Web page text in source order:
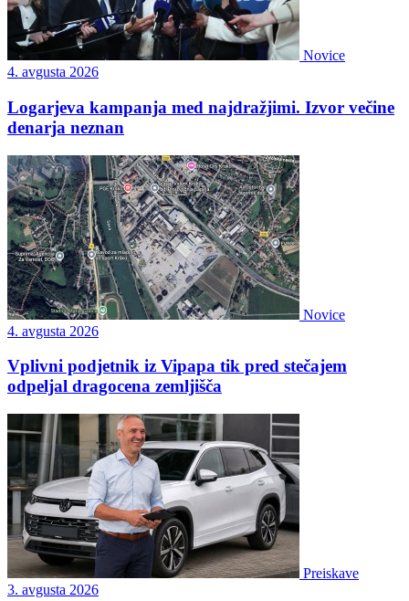
Novice
4. avgusta 2026
Logarjeva kampanja med najdražjimi. Izvor večine
denarja neznan
Novice
4. avgusta 2026
Vplivni podjetnik iz Vipapa tik pred stečajem
odpeljal dragocena zemljišča
Preiskave
3. avgusta 2026